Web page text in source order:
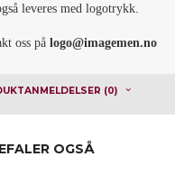
leveres med logotrykk.
oss pålogo@imagemen.no
(0)
OGSÅ